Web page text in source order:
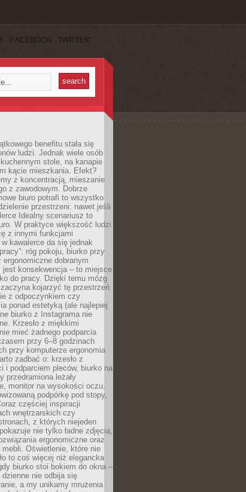
FACEBOOK TWITTER
benefitu stała się
ludzi. Jednak wiele osób
stole, na kanapie
kącie mieszkania. Efekt?
z koncentracją, mieszanie
z zawodowym. Dobrze
biuro potrafi to wszystko
przestrzeni: nawet jeśli
Idealny scenariusz to
W praktyce większość ludzi
z innymi funkcjami
kawalerce da się jednak
róg pokoju, biurko przy
ergonomiczne dobranym
jest konsekwencja – to miejsce
do pracy. Dzięki temu mózg
kojarzyć tę przestrzeń
z odpoczynkiem czy
ponad estetyką (ale najlepiej
biurko z Instagrama nie
Krzesło z miękkimi
mieć żadnego podparcia
przy 6–8 godzinach
przy komputerze ergonomia
zadbać o: krzesło z
i podparciem pleców, biurko na
przedramiona leżały
monitor na wysokości oczu,
podpórkę pod stopy,
częściej inspiracji
wnętrzarskich czy
z których niejeden
pokazuje nie tylko ładne zdjęcia,
ergonomiczne oraz
mebli. Oświetlenie, które nie
to coś więcej niż elegancka
biurko stoi bokiem do okna –
dzienne nie odbija się
a my unikamy mrużenia